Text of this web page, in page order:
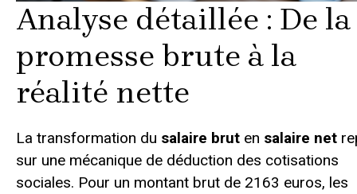
Analyse détaillée : De la
promesse brute à la
réalité nette
La transformation du salaire brut en salaire net
sur une mécanique de déduction des cotisations
sociales. Pour un montant brut de 2163 euros, les